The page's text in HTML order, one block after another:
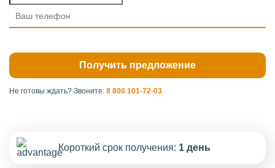
Не готовы ждать? Звоните: 8 800 101-72-03
Короткий срок получения: 1 день